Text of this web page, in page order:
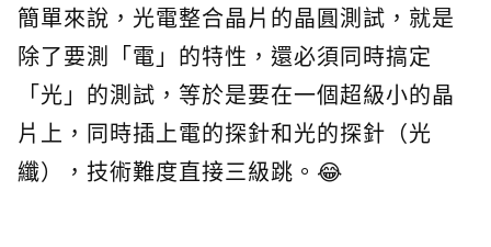
簡單來說，光電整合晶片的晶圓測試，就是
除了要測「電」的特性，還必須同時搞定
「光」的測試，等於是要在一個超級小的晶
片上，同時插上電的探針和光的探針（光
纖），技術難度直接三級跳。😂